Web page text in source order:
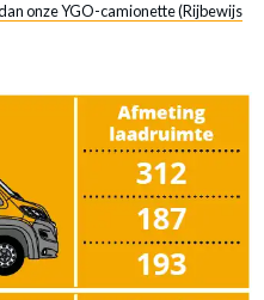
onze YGO-camionette (Rijbewijs